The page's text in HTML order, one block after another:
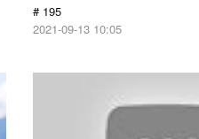
# 195
2021-09-13 10:05